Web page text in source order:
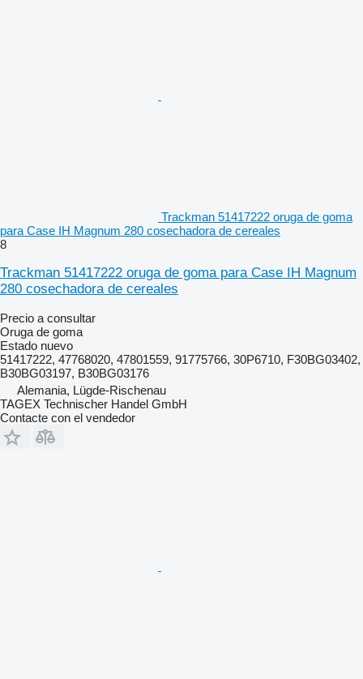
Trackman 51417222 oruga de goma
para Case IH Magnum 280 cosechadora de cereales
8
Trackman 51417222 oruga de goma para Case IH Magnum
280 cosechadora de cereales
Precio a consultar
Oruga de goma
Estado nuevo
51417222, 47768020, 47801559, 91775766, 30P6710, F30BG03402,
B30BG03197, B30BG03176
Alemania, Lügde-Rischenau
TAGEX Technischer Handel GmbH
Contacte con el vendedor